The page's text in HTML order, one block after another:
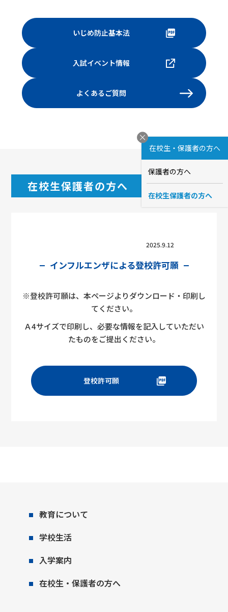
在校生・保護者の方へ
保護者の方へ
在校生保護者の方へ
いじめ防止基本法
入試イベント情報
よくあるご質問
在校生保護者の方へ
2025.9.12
インフルエンザによる登校許可願
※登校許可願は、本ページよりダウンロード・印刷し
てください。
Ａ4サイズで印刷し、必要な情報を記入していただい
たものをご提出ください。
登校許可願
教育について
学校生活
入学案内
在校生・保護者の方へ